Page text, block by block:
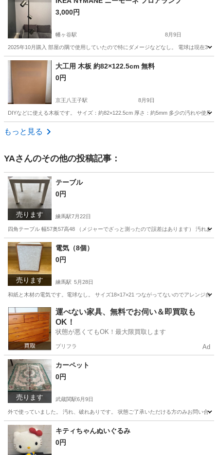
3,000円
幡ヶ谷駅 8月9日
2025年10月購入 部屋の隅で使用していたので特にダメージなどなし。 電球は現在3つ
東京 渋谷区 幡ヶ谷駅 照明器具
大工用 木板 約82×122.5cm 無料
0円
京王八王子駅 8月9日
DIYなどに使える木板です。 サイズ：約82×122.5cm 厚さ：約5mm 多少の汚れや使
東京 八王子市
もっと見る
YAさんのその他の投稿記事：
売ります
テーブル
0円
練馬駅7月22日
四角テーブル 幅57奥57高48 （メジャーでざっと測ったので誤差はあります） 汚れあ
東京 練馬区 練馬駅
売ります
電気（8個）
0円
練馬駅 5月28日
和紙と木材の電気です。電球なし。 サイズ18×17×21 つながってないのでアレンジ自
東京 練馬区 練馬駅 家具 ランプ
運べない家具、無料でお伺い＆即買取も
OK！
状態が悪くてもOK！最大限買取します
プリフラ Ad
売ります
カーペット
0円
武蔵関駅6月9日
外で使っていました。 汚れ、破れありです。 状態ご了承いただける方のみお問い合わ
東京 練馬区 武蔵関駅 カーペット/マット/ラグ
キティちゃんぬいぐるみ
0円